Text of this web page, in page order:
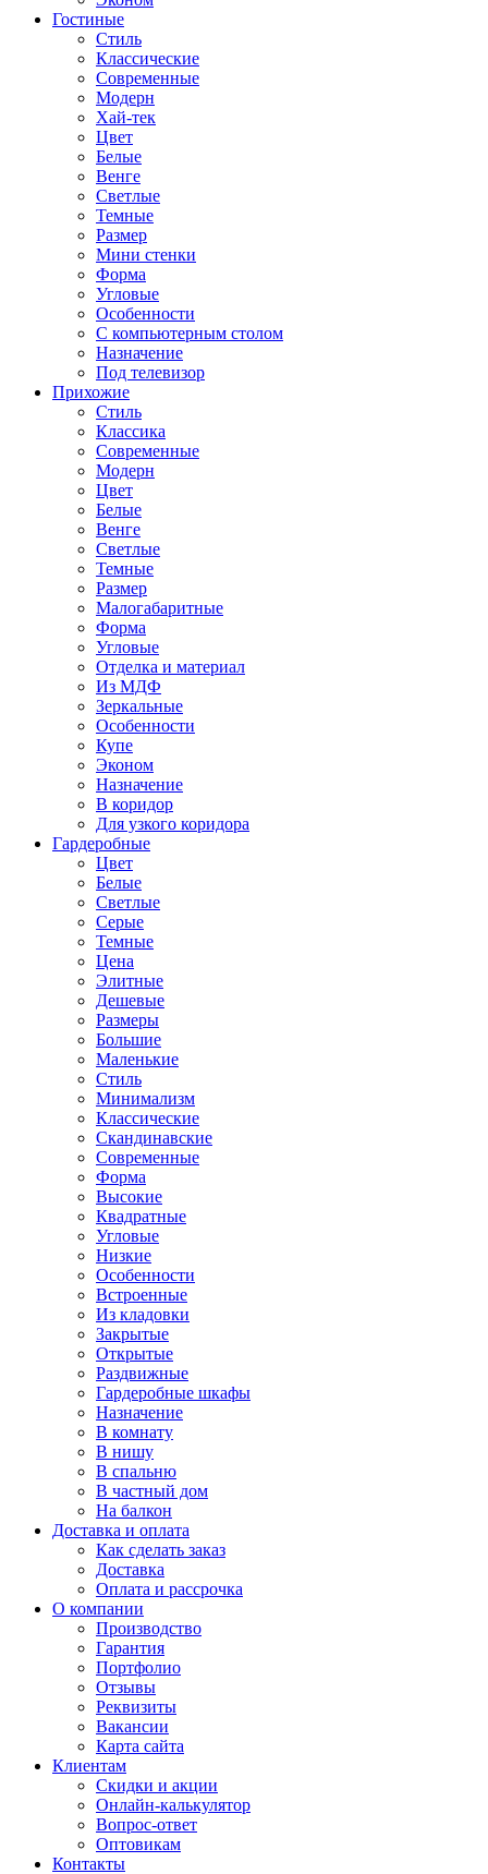
Гостиные
Стиль
Классические
Современные
Модерн
Хай-тек
Цвет
Белые
Венге
Светлые
Темные
Размер
Мини стенки
Форма
Угловые
Особенности
С компьютерным столом
Назначение
Под телевизор
Прихожие
Стиль
Классика
Современные
Модерн
Цвет
Белые
Венге
Светлые
Темные
Размер
Малогабаритные
Форма
Угловые
Отделка и материал
Из МДФ
Зеркальные
Особенности
Купе
Эконом
Назначение
В коридор
Для узкого коридора
Гардеробные
Цвет
Белые
Светлые
Серые
Темные
Цена
Элитные
Дешевые
Размеры
Большие
Маленькие
Стиль
Минимализм
Классические
Скандинавские
Современные
Форма
Высокие
Квадратные
Угловые
Низкие
Особенности
Встроенные
Из кладовки
Закрытые
Открытые
Раздвижные
Гардеробные шкафы
Назначение
В комнату
В нишу
В спальню
В частный дом
На балкон
Доставка и оплата
Как сделать заказ
Доставка
Оплата и рассрочка
О компании
Производство
Гарантия
Портфолио
Отзывы
Реквизиты
Вакансии
Карта сайта
Клиентам
Скидки и акции
Онлайн-калькулятор
Вопрос-ответ
Оптовикам
Контакты